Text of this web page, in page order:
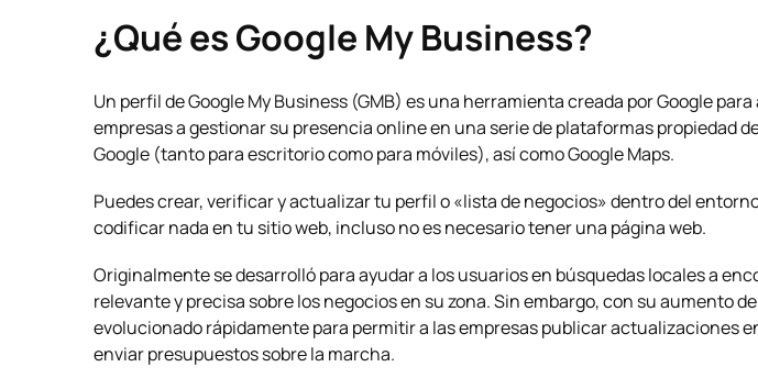
¿Qué es Google My Business?
Un perfil de Google My Business (GMB) es una herramienta creada por Google
empresas a gestionar su presencia online en una serie de plataformas propiedad
Google (tanto para escritorio como para móviles), así como Google Maps.
Puedes crear, verificar y actualizar tu perfil o «lista de negocios» dentro del
codificar nada en tu sitio web, incluso no es necesario tener una página web.
Originalmente se desarrolló para ayudar a los usuarios en búsquedas locales a
relevante y precisa sobre los negocios en su zona. Sin embargo, con su aumento
evolucionado rápidamente para permitir a las empresas publicar actualizaciones
enviar presupuestos sobre la marcha.